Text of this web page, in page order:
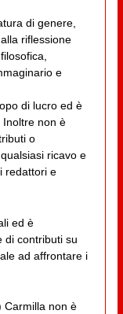
di genere,
riflessione
e
di lucro ed è
Inoltre non è
o
ricavo e
redattori e
ed è
di contributi su
ad affrontare i
Carmilla non è